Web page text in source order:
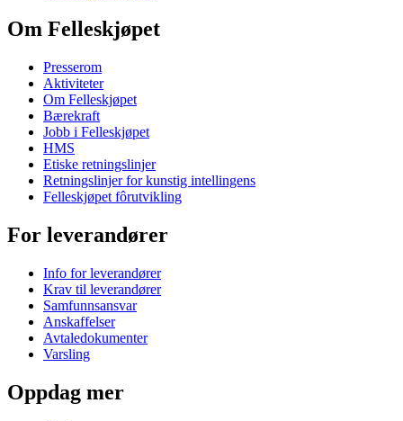
Om Felleskjøpet
Presserom
Aktiviteter
Om Felleskjøpet
Bærekraft
Jobb i Felleskjøpet
HMS
Etiske retningslinjer
Retningslinjer for kunstig intellingens
Felleskjøpet fôrutvikling
For leverandører
Info for leverandører
Krav til leverandører
Samfunnsansvar
Anskaffelser
Avtaledokumenter
Varsling
Oppdag mer